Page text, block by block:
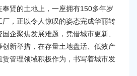
奉贤的土地上，一座拥有150多年岁
厂，正以令人惊叹的姿态完成华丽转
企聚焦发展难题，凭借城市更新、
创新举措，在存量土地盘活、低效产
赁管理领域积极作为，书写着城市发